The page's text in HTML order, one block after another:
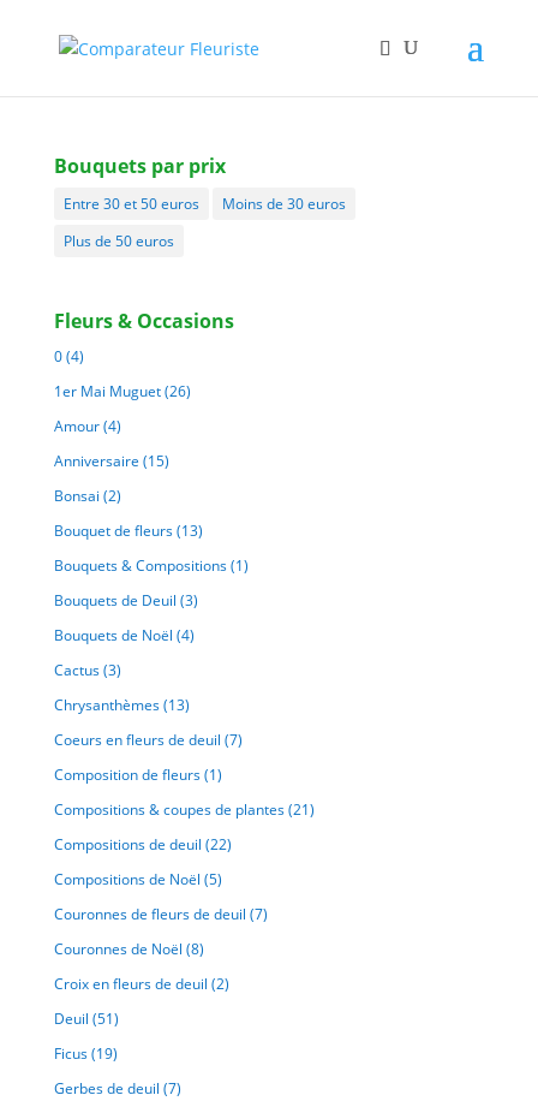
Bouquets par prix
Entre 30 et 50 euros
Moins de 30 euros
Plus de 50 euros
Fleurs & Occasions
0(4)
1er Mai Muguet(26)
Amour(4)
Anniversaire (15)
Bonsai (2)
Bouquet de fleurs(13)
Bouquets & Compositions(1)
Bouquets de Deuil (3)
Bouquets de Noël (4)
Cactus(3)
Chrysanthèmes(13)
Coeurs en fleurs de deuil (7)
Composition de fleurs(1)
Compositions & coupes de plantes(21)
Compositions de deuil (22)
Compositions de Noël (5)
Couronnes de fleurs de deuil (7)
Couronnes de Noël (8)
Croix en fleurs de deuil (2)
Deuil (51)
Ficus(19)
Gerbes de deuil (7)